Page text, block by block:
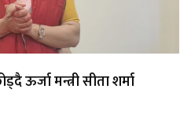
ऊर्जा मन्त्री सीता शर्मा